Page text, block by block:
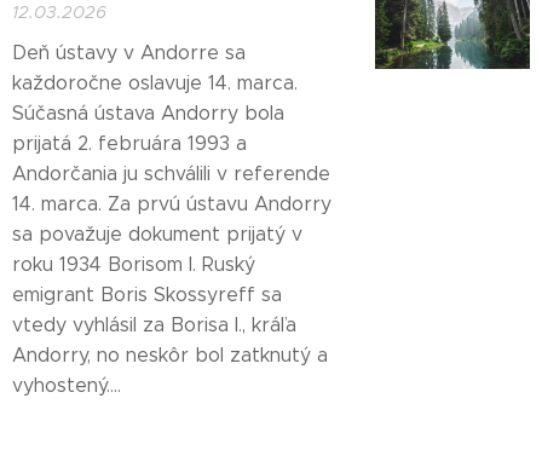
12.03.2026
Deň ústavy v Andorre sa
každoročne oslavuje 14. marca.
Súčasná ústava Andorry bola
prijatá 2. februára 1993 a
Andorčania ju schválili v referende
14. marca. Za prvú ústavu Andorry
sa považuje dokument prijatý v
roku 1934 Borisom I. Ruský
emigrant Boris Skossyreff sa
vtedy vyhlásil za Borisa I., kráľa
Andorry, no neskôr bol zatknutý a
vyhostený....